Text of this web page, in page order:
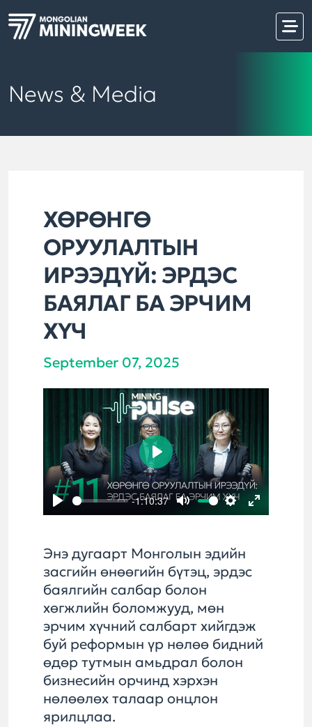
News & Media
ХӨРӨНГӨ
ОРУУЛАЛТЫН
ИРЭЭДҮЙ: ЭРДЭС
БАЯЛАГ БА ЭРЧИМ
ХҮЧ
September 07, 2025
Play
-1:10:37
Mute Settings
Enter
Play
Энэ дугаарт Монголын эдийн
засгийн өнөөгийн бүтэц, эрдэс
баялгийн салбар болон
хөгжлийн боломжууд, мөн
эрчим хүчний салбарт хийгдэж
буй реформын үр нөлөө бидний
өдөр тутмын амьдрал болон
бизнесийн орчинд хэрхэн
нөлөөлөх талаар онцлон
ярилцлаа.